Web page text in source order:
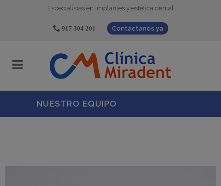
Especialistas en implantes y estética dental
917 304 201 Contáctanos ya
NUESTRO EQUIPO